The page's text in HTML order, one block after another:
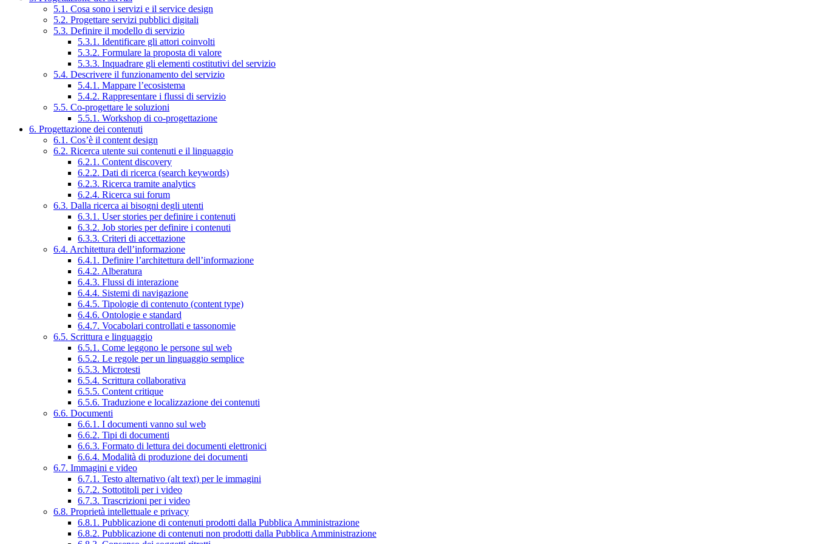
5.1. Cosa sono i servizi e il service design
5.2. Progettare servizi pubblici digitali
5.3. Definire il modello di servizio
5.3.1. Identificare gli attori coinvolti
5.3.2. Formulare la proposta di valore
5.3.3. Inquadrare gli elementi costitutivi del servizio
5.4. Descrivere il funzionamento del servizio
5.4.1. Mappare l’ecosistema
5.4.2. Rappresentare i flussi di servizio
5.5. Co-progettare le soluzioni
5.5.1. Workshop di co-progettazione
6. Progettazione dei contenuti
6.1. Cos’è il content design
6.2. Ricerca utente sui contenuti e il linguaggio
6.2.1. Content discovery
6.2.2. Dati di ricerca (search keywords)
6.2.3. Ricerca tramite analytics
6.2.4. Ricerca sui forum
6.3. Dalla ricerca ai bisogni degli utenti
6.3.1. User stories per definire i contenuti
6.3.2. Job stories per definire i contenuti
6.3.3. Criteri di accettazione
6.4. Architettura dell’informazione
6.4.1. Definire l’architettura dell’informazione
6.4.2. Alberatura
6.4.3. Flussi di interazione
6.4.4. Sistemi di navigazione
6.4.5. Tipologie di contenuto (content type)
6.4.6. Ontologie e standard
6.4.7. Vocabolari controllati e tassonomie
6.5. Scrittura e linguaggio
6.5.1. Come leggono le persone sul web
6.5.2. Le regole per un linguaggio semplice
6.5.3. Microtesti
6.5.4. Scrittura collaborativa
6.5.5. Content critique
6.5.6. Traduzione e localizzazione dei contenuti
6.6. Documenti
6.6.1. I documenti vanno sul web
6.6.2. Tipi di documenti
6.6.3. Formato di lettura dei documenti elettronici
6.6.4. Modalità di produzione dei documenti
6.7. Immagini e video
6.7.1. Testo alternativo (alt text) per le immagini
6.7.2. Sottotitoli per i video
6.7.3. Trascrizioni per i video
6.8. Proprietà intellettuale e privacy
6.8.1. Pubblicazione di contenuti prodotti dalla Pubblica Amministrazione
6.8.2. Pubblicazione di contenuti non prodotti dalla Pubblica Amministrazione